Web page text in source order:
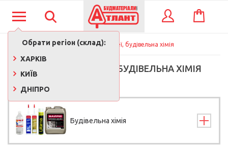
Обрати регіон (склад):
ХАРКІВ
КИЇВ
ДНІПРО
КОШИК
Фарби, лаки, клеї, будівельна хімія
ФАРБИ, ЛАКИ, КЛЕЇ, БУДІВЕЛЬНА ХІМІЯ
Будівельна хімія